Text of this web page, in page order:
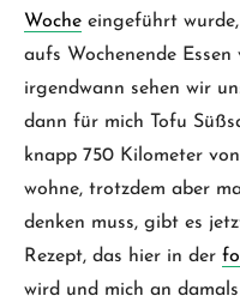
Woche eingeführt
aufs Wochenende
irgendwann sehen wir
dann für mich Tofu
knapp 750 Kilometer
wohne, trotzdem aber
denken muss, gibt es
Rezept, das hier in der
wird und mich an